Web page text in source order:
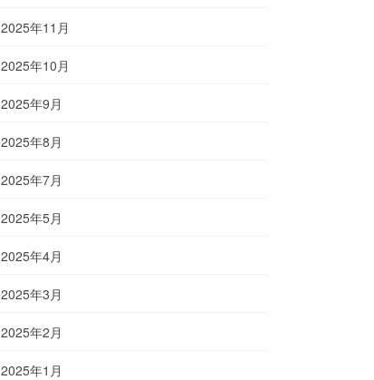
2025年11月
2025年10月
2025年9月
2025年8月
2025年7月
2025年5月
2025年4月
2025年3月
2025年2月
2025年1月